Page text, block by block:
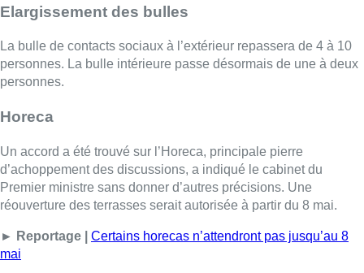
Elargissement des bulles
La bulle de contacts sociaux à l’extérieur repassera de 4 à 10
personnes. La bulle intérieure passe désormais de une à deux
personnes.
Horeca
Un accord a été trouvé sur l’Horeca, principale pierre
d’achoppement des discussions, a indiqué le cabinet du
Premier ministre sans donner d’autres précisions. Une
réouverture des terrasses serait autorisée à partir du 8 mai.
► Reportage | Certains horecas n’attendront pas jusqu’au 8
mai